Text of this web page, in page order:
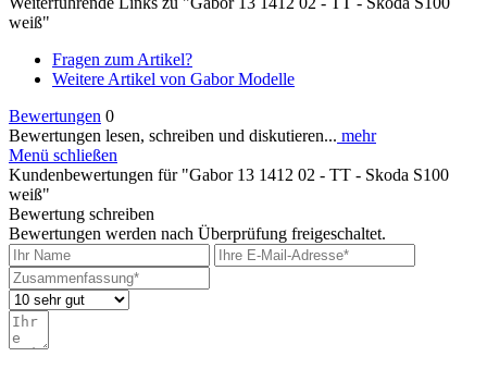
weiß"
Fragen zum Artikel?
Weitere Artikel von Gabor Modelle
Bewertungen 0
Bewertungen lesen, schreiben und diskutieren... mehr
Menü schließen
Kundenbewertungen für "Gabor 13 1412 02 - TT - Skoda S100
weiß"
Bewertung schreiben
Bewertungen werden nach Überprüfung freigeschaltet.